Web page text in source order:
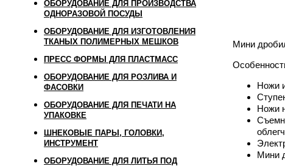
ОБОРУДОВАНИЕ ДЛЯ ПРОИЗВОДСТВА
ОДНОРАЗОВОЙ ПОСУДЫ
ОБОРУДОВАНИЕ ДЛЯ ИЗГОТОВЛЕНИЯ
ТКАНЫХ ПОЛИМЕРНЫХ МЕШКОВ
ПРЕСС ФОРМЫ ДЛЯ ПЛАСТМАСС
ОБОРУДОВАНИЕ ДЛЯ РОЗЛИВА И
ФАСОВКИ
ОБОРУДОВАНИЕ ДЛЯ ПЕЧАТИ НА
УПАКОВКЕ
ШНЕКОВЫЕ ПАРЫ, ГОЛОВКИ,
ИНСТРУМЕНТ
ОБОРУДОВАНИЕ ДЛЯ ЛИТЬЯ ПОД
Мини
Ножи
Ножи
Мини